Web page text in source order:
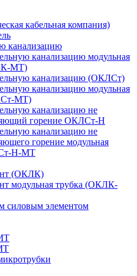
кабельная компания)
канализацию
канализацию модульная
МТ)
канализацию (ОКЛСт)
канализацию модульная
МТ)
канализацию не
горение ОКЛСт-Н
канализацию не
горение модульная
Н-МТ
(ОКЛК)
модульная трубка (ОКЛК-
силовым элементом